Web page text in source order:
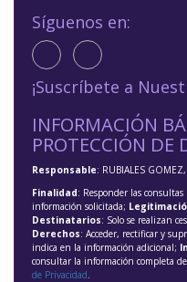
Síguenos en:
¡Suscríbete a
INFORMACIÓN
PROTECCIÓN DE
Responsable: RUBIALES GOMEZ,
Finalidad: Responder las
información solicitada;
Destinatarios: Solo se realizan
Derechos: Acceder, rectificar y
indica en la información adicional;
consultar la información completa
de Privacidad.